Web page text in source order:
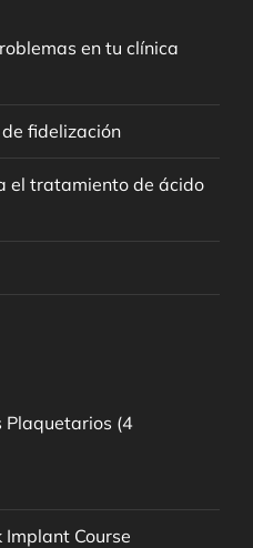
en tu clínica
fidelización
el tratamiento de ácido
Plaquetarios (4
Implant Course